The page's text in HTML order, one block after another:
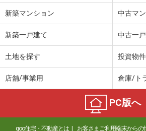
鳥取県倉吉市福守町
5.15万円
鳥取県倉吉市福守町
5.05万円
住 所
鳥取県倉吉市福
新築マンション 中古マ
新築一戸建て 中古一
土地を探す 投資物
店舗/事業用 倉庫/ト
PC版へ
goo住宅・不動産とは お客さまご利用端末から